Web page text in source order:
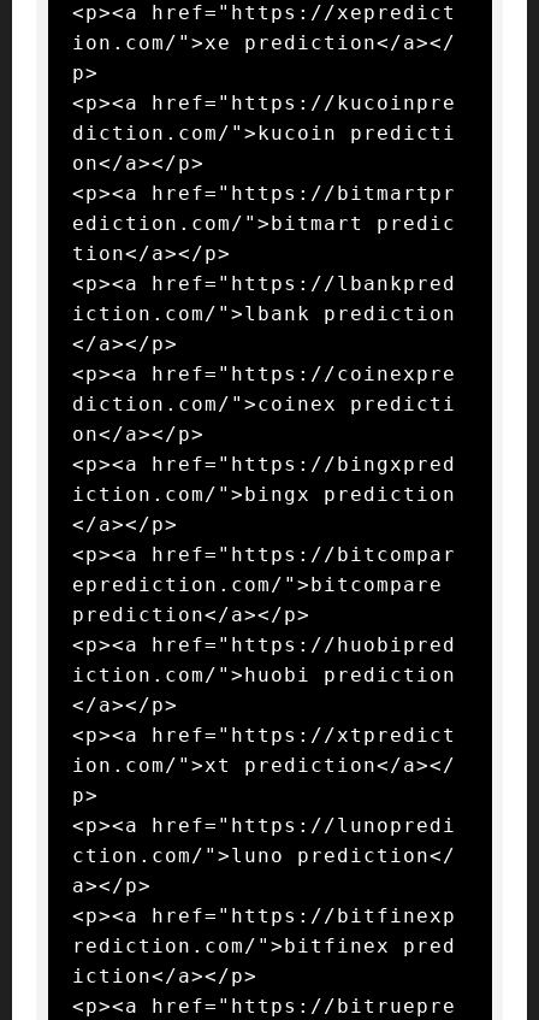
<p><a href="https://xepredict
ion.com/">xe prediction</a></
p>
<p><a href="https://kucoinpre
diction.com/">kucoin predicti
on</a></p>
<p><a href="https://bitmartpr
ediction.com/">bitmart predic
tion</a></p>
<p><a href="https://lbankpred
iction.com/">lbank prediction
</a></p>
<p><a href="https://coinexpre
diction.com/">coinex predicti
on</a></p>
<p><a href="https://bingxpred
iction.com/">bingx prediction
</a></p>
<p><a href="https://bitcompar
eprediction.com/">bitcompare
prediction</a></p>
<p><a href="https://huobipred
iction.com/">huobi prediction
</a></p>
<p><a href="https://xtpredict
ion.com/">xt prediction</a></
p>
<p><a href="https://lunopredi
ction.com/">luno prediction</
a></p>
<p><a href="https://bitfinexp
rediction.com/">bitfinex pred
iction</a></p>
<p><a href="https://bitruepre